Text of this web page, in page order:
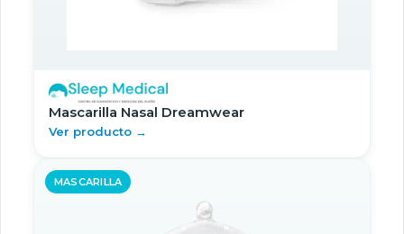
Mascarilla Nasal Dreamwear
Ver producto →
MASCARILLA